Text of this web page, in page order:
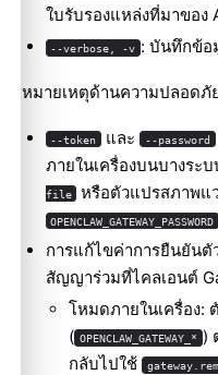
ใบรับรองแหล่งที่มาของ
--verbose, -v : บันทึกข้อ
หมายเหตุด้านความปลอดภั
--token และ --password
ภายในเครื่องบนบางระ
file หรือตัวแปรสภาพแ
OPENCLAW_GATEWAY_PASSWORD
การแก้ไขค่าการยืนยันตั
สัญญาร่วมที่ไคลเอนต์
โหมดภายในเครื่อง:
( OPENCLAW_GATEWAY_* )
กลับไปใช้